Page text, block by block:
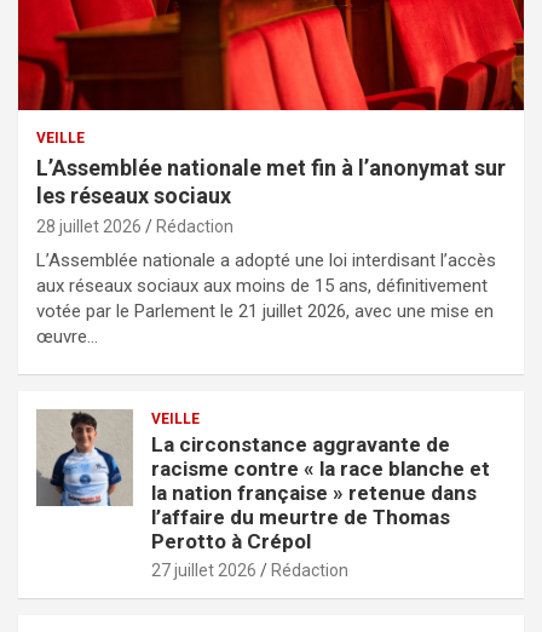
VEILLE
L’Assemblée nationale met fin à l’anonymat sur
les réseaux sociaux
28 juillet 2026 Rédaction
L’Assemblée nationale a adopté une loi interdisant l’accès
aux réseaux sociaux aux moins de 15 ans, définitivement
votée par le Parlement le 21 juillet 2026, avec une mise en
œuvre…
VEILLE
La circonstance aggravante de
racisme contre « la race blanche et
la nation française » retenue dans
l’affaire du meurtre de Thomas
Perotto à Crépol
27 juillet 2026 Rédaction